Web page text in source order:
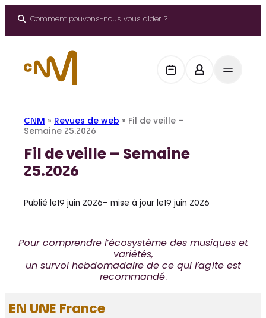
Comment pouvons-nous vous aider ?
CNM » Revues de web » Fil de veille –
Semaine 25.2026
Fil de veille – Semaine
25.2026
Publié le19 juin 2026– mise à jour le19 juin 2026
Pour comprendre l’écosystème des musiques et
variétés,
un survol hebdomadaire de ce qui l’agite est
recommandé.
EN UNE France